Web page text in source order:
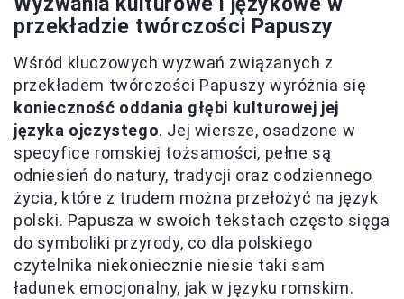
przekładzie twórczości Papuszy
Wśród kluczowych wyzwań związanych z
przekładem twórczości Papuszy wyróżnia się
konieczność oddania głębi kulturowej jej
języka ojczystego. Jej wiersze, osadzone w
specyfice romskiej tożsamości, pełne są
odniesień do natury, tradycji oraz codziennego
życia, które z trudem można przełożyć na język
polski. Papusza w swoich tekstach często sięga
do symboliki przyrody, co dla polskiego
czytelnika niekoniecznie niesie taki sam
ładunek emocjonalny, jak w języku romskim.